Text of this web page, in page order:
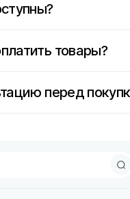
товары?
перед